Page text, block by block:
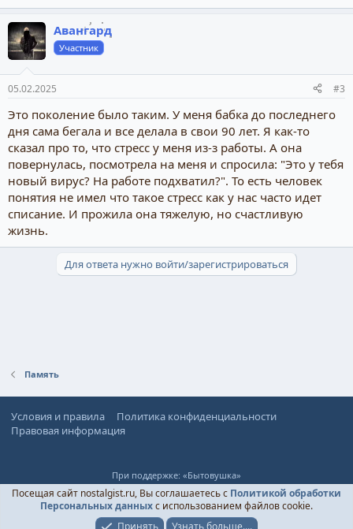
Авангард
Участник
05.02.2025 #3
Это поколение было таким. У меня бабка до последнего
дня сама бегала и все делала в свои 90 лет. Я как-то
сказал про то, что стресс у меня из-з работы. А она
повернулась, посмотрела на меня и спросила: "Это у тебя
новый вирус? На работе подхватил?". То есть человек
понятия не имел что такое стресс как у нас часто идет
списание. И прожила она тяжелую, но счастливую
жизнь.
Для ответа нужно войти/зарегистрироваться
Память
Условия и правила
Политика конфиденциальности
Правовая информация
При поддержке: «Бытовушка»
© Ностальгист, 2024-2026
Посещая сайт nostalgist.ru, Вы соглашаетесь с Политикой обработки
Персональных данныхс использованием файлов cookie.
Принять
Узнать больше....